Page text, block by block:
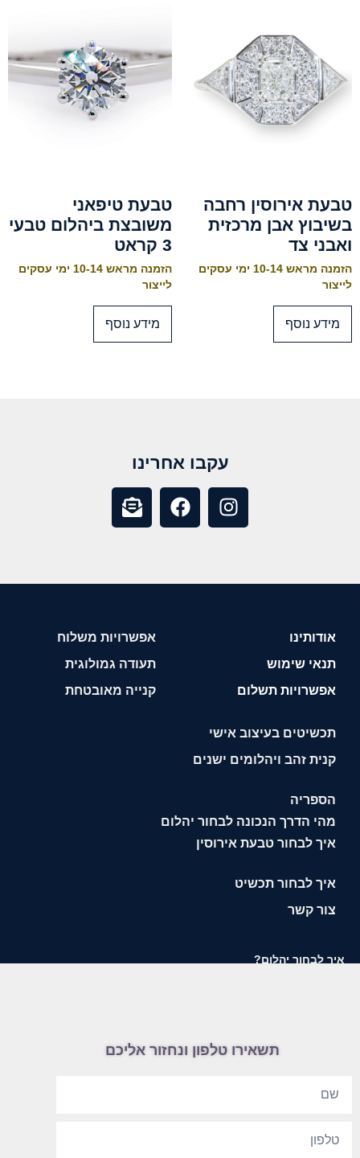
טבעת אירוסין רחבה
בשיבוץ אבן מרכזית
ואבני צד
הזמנה מראש 10-14 ימי עסקים
לייצור
מידע נוסף
טבעת טיפאני
משובצת ביהלום טבעי
3 קראט
הזמנה מראש 10-14 ימי עסקים
לייצור
מידע נוסף
עקבו אחרינו
אודותינו
תנאי שימוש
אפשרויות תשלום
אפשרויות משלוח
תעודה גמולוגית
קנייה מאובטחת
תכשיטים בעיצוב אישי
קנית זהב ויהלומים ישנים
הספריה
מהי הדרך הנכונה לבחור יהלום
איך לבחור טבעת אירוסין
איך לבחור תכשיט
צור קשר
איך לבחור יהלום?
תשאירו טלפון ונחזור אליכם